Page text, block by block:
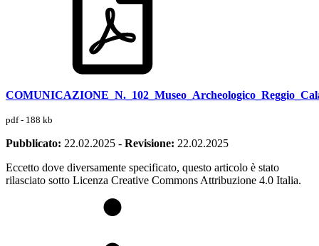
pdf - 188 kb
Pubblicato: 22.02.2025 - Revisione: 22.02.2025
Eccetto dove diversamente specificato, questo articolo è stato
rilasciato sotto Licenza Creative Commons Attribuzione 4.0 Italia.